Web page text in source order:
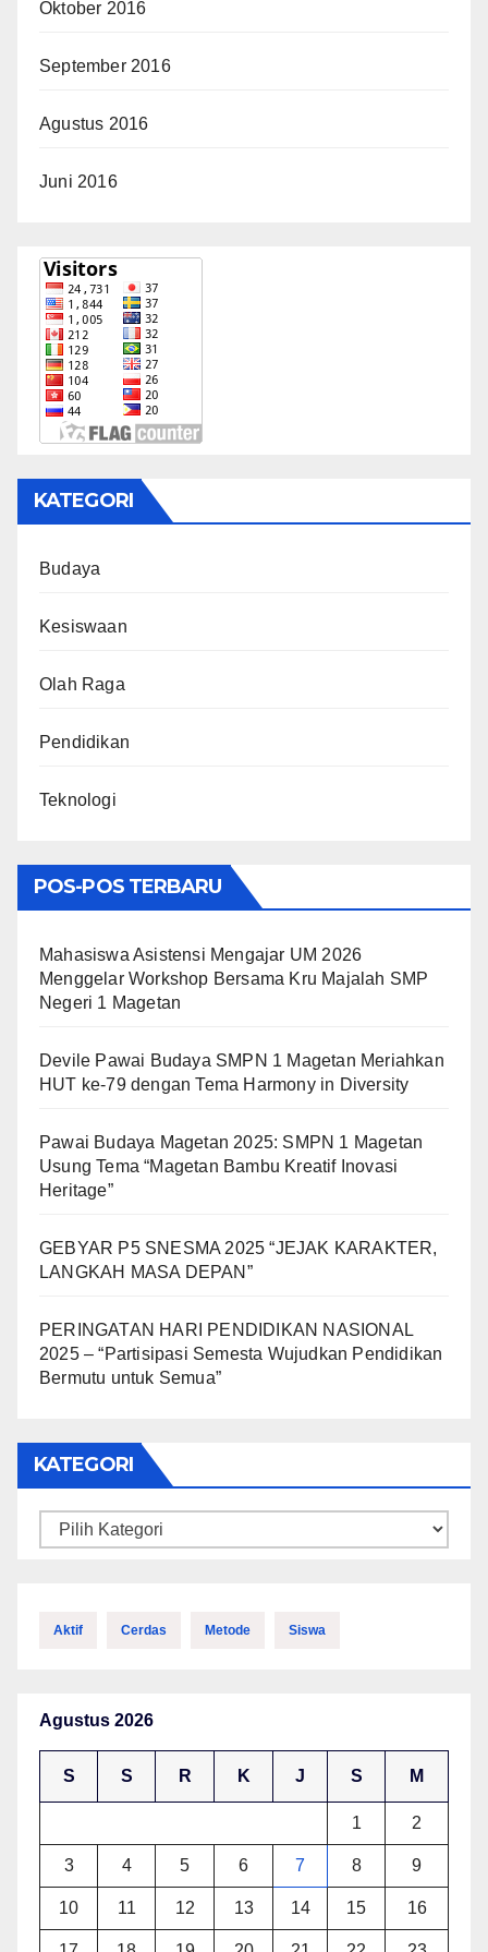
Oktober 2016
September 2016
Agustus 2016
Juni 2016
KATEGORI
Budaya
Kesiswaan
Olah Raga
Pendidikan
Teknologi
POS-POS TERBARU
Mahasiswa Asistensi Mengajar UM 2026
Menggelar Workshop Bersama Kru Majalah SMP
Negeri 1 Magetan
Devile Pawai Budaya SMPN 1 Magetan Meriahkan
HUT ke-79 dengan Tema Harmony in Diversity
Pawai Budaya Magetan 2025: SMPN 1 Magetan
Usung Tema “Magetan Bambu Kreatif Inovasi
Heritage”
GEBYAR P5 SNESMA 2025 “JEJAK KARAKTER,
LANGKAH MASA DEPAN”
PERINGATAN HARI PENDIDIKAN NASIONAL
2025 – “Partisipasi Semesta Wujudkan Pendidikan
Bermutu untuk Semua”
KATEGORI
Kategori
Aktif Cerdas Metode Siswa
Agustus 2026
S S R K J S M
1 2
3 4 5 6 7 8 9
10 11 12 13 14 15 16